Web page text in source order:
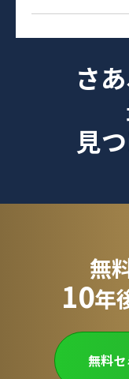
さ
見
無
10年
無料